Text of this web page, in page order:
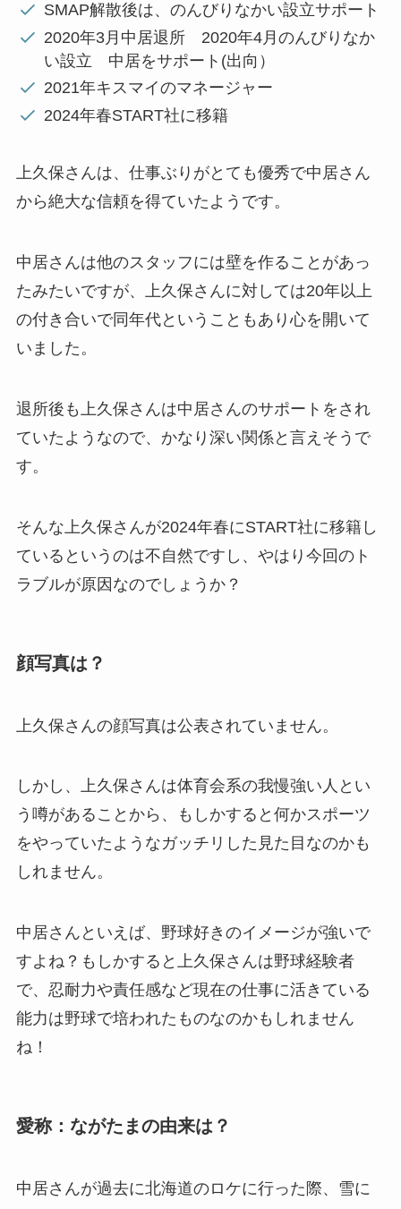
SMAP解散後は、のんびりなかい設立サポート
2020年3月中居退所 2020年4月のんびりなか
い設立 中居をサポート(出向）
2021年キスマイのマネージャー
2024年春START社に移籍
上久保さんは、仕事ぶりがとても優秀で中居さん
から絶大な信頼を得ていたようです。
中居さんは他のスタッフには壁を作ることがあっ
たみたいですが、上久保さんに対しては20年以上
の付き合いで同年代ということもあり心を開いて
いました。
退所後も上久保さんは中居さんのサポートをされ
ていたようなので、かなり深い関係と言えそうで
す。
そんな上久保さんが2024年春にSTART社に移籍し
ているというのは不自然ですし、やはり今回のト
ラブルが原因なのでしょうか？
顔写真は？
上久保さんの顔写真は公表されていません。
しかし、上久保さんは体育会系の我慢強い人とい
う噂があることから、もしかすると何かスポーツ
をやっていたようなガッチリした見た目なのかも
しれません。
中居さんといえば、野球好きのイメージが強いで
すよね？もしかすると上久保さんは野球経験者
で、忍耐力や責任感など現在の仕事に活きている
能力は野球で培われたものなのかもしれません
ね！
愛称：ながたまの由来は？
中居さんが過去に北海道のロケに行った際、雪に